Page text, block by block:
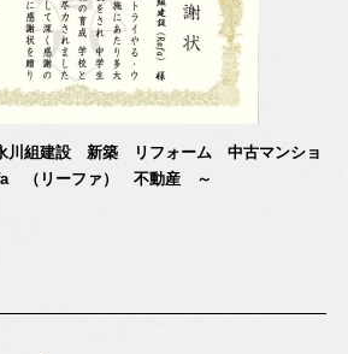
組建設 新築 リフォーム 中古マンショ
（リーファ） 不動産 ～